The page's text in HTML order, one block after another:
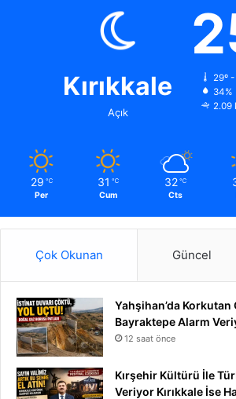
Kırıkkale
Açık
29º -
34%
2.09
29 ℃
Per
31 ℃
Cum
32 ℃
Cts
Çok Okunan Güncel
Yahşihan’da Korkutan
Bayraktepe Alarm
12 saat önce
Kırşehir Kültürü İle
Veriyor Kırıkkale İse